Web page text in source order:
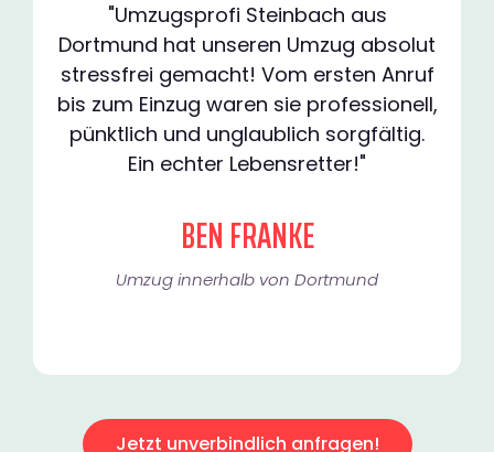
"Umzugsprofi Steinbach aus
Dortmund hat unseren Umzug absolut
stressfrei gemacht! Vom ersten Anruf
bis zum Einzug waren sie professionell,
pünktlich und unglaublich sorgfältig.
Ein echter Lebensretter!"
BEN FRANKE
Umzug innerhalb von Dortmund​
Jetzt unverbindlich anfragen!